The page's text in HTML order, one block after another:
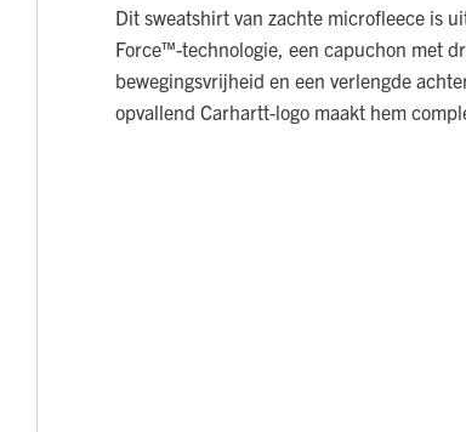
Dit sweatshirt van zachte microfleece is
Force™-technologie, een capuchon met
bewegingsvrijheid en een verlengde
opvallend Carhartt-logo maakt hem